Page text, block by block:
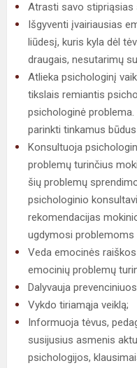
Atrasti savo stipriąsias
Išgyventi įvairiausias
liūdesį, kuris kyla dėl
draugais, nesutarimų
Atlieka psichologinį
tikslais remiantis
psichologinė
parinkti tinkamus
Konsultuoja
problemų turinčius
šių problemų
psichologinio
rekomendacijas
ugdymosi problemoms
Veda emocinės
emocinių problemų
Dalyvauja
Vykdo tiriamąja veiklą;
Informuoja tėvus,
susijusius asmenis
psichologijos,